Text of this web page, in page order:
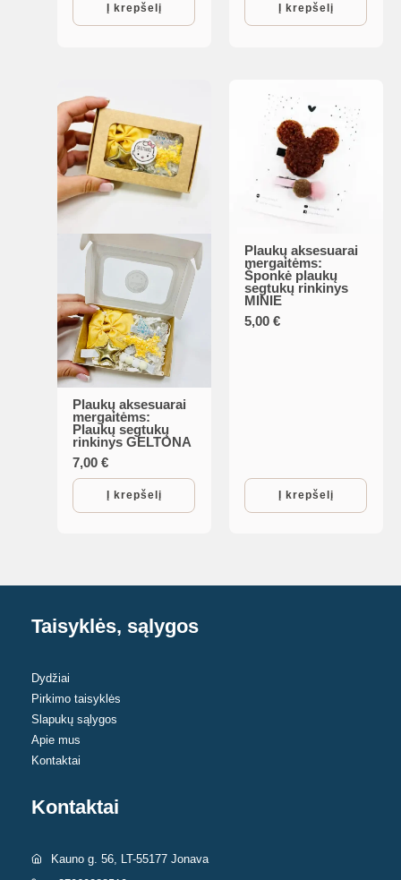
Į krepšelį
was:
12,00 €.11,00 €.
Į krepšelį
Plaukų aksesuarai
mergaitėms:
Plaukų segtukų
rinkinys GELTONA
7,00€
Į krepšelį
Plaukų aksesuarai
mergaitėms:
Šponkė plaukų
segtukų rinkinys
MINIE
5,00€
Į krepšelį
Taisyklės, sąlygos
Dydžiai
Pirkimo taisyklės
Slapukų sąlygos
Apie mus
Kontaktai
Kontaktai
Kauno g. 56, LT-55177 Jonava